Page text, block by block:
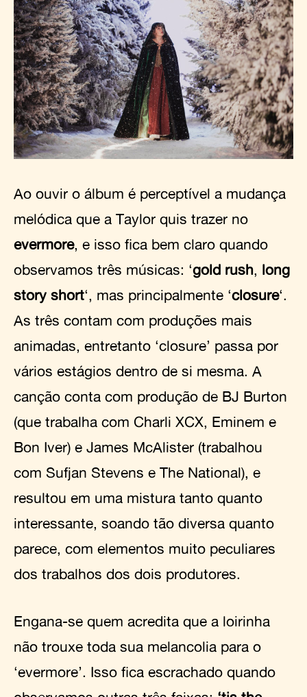
Ao ouvir o álbum é perceptível a mudança
melódica que a Taylor quis trazer no
evermore, e isso fica bem claro quando
observamos três músicas: ‘gold rush, long
story short‘, mas principalmente ‘closure‘.
As três contam com produções mais
animadas, entretanto ‘closure’ passa por
vários estágios dentro de si mesma. A
canção conta com produção de BJ Burton
(que trabalha com Charli XCX, Eminem e
Bon Iver) e James McAlister (trabalhou
com Sufjan Stevens e The National), e
resultou em uma mistura tanto quanto
interessante, soando tão diversa quanto
parece, com elementos muito peculiares
dos trabalhos dos dois produtores.
Engana-se quem acredita que a loirinha
não trouxe toda sua melancolia para o
‘evermore’. Isso fica escrachado quando